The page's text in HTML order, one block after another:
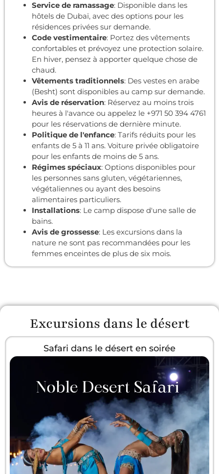
Service de ramassage: Disponible dans les
hôtels de Dubaï, avec des options pour les
résidences privées sur demande.
Code vestimentaire: Portez des vêtements
confortables et prévoyez une protection solaire.
En hiver, pensez à apporter quelque chose de
chaud.
Vêtements traditionnels: Des vestes en arabe
(Besht) sont disponibles au camp sur demande.
Avis de réservation: Réservez au moins trois
heures à l'avance ou appelez le +971 50 394 4761
pour les réservations de dernière minute.
Politique de l'enfance: Tarifs réduits pour les
enfants de 5 à 11 ans. Voiture privée obligatoire
pour les enfants de moins de 5 ans.
Régimes spéciaux: Options disponibles pour
les personnes sans gluten, végétariennes,
végétaliennes ou ayant des besoins
alimentaires particuliers.
Installations: Le camp dispose d'une salle de
bains.
Avis de grossesse: Les excursions dans la
nature ne sont pas recommandées pour les
femmes enceintes de plus de six mois.
Excursions dans le désert
Safari dans le désert en soirée